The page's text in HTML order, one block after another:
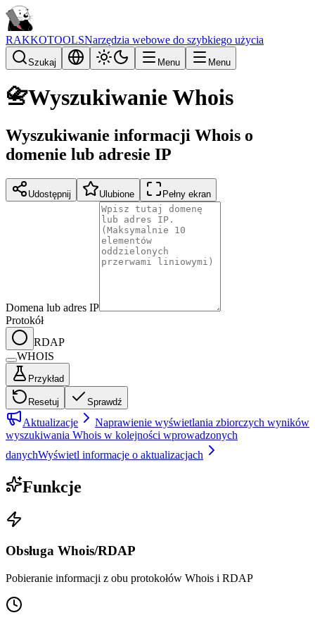
RAKKOTOOLSNarzędzia webowe do szybkiego użycia
Szukaj Menu Menu
📇Wyszukiwanie Whois
Wyszukiwanie informacji Whois o
domenie lub adresie IP
Udostępnij Ulubione Pełny ekran
Domena lub adres IP
Protokół
RDAP
WHOIS
Przykład
Resetuj Sprawdź
Aktualizacje
Naprawienie wyświetlania zbiorczych wyników
wyszukiwania Whois w kolejności wprowadzonych
danychWyświetl informacje o aktualizacjach
Funkcje
Obsługa Whois/RDAP
Pobieranie informacji z obu protokołów Whois i RDAP